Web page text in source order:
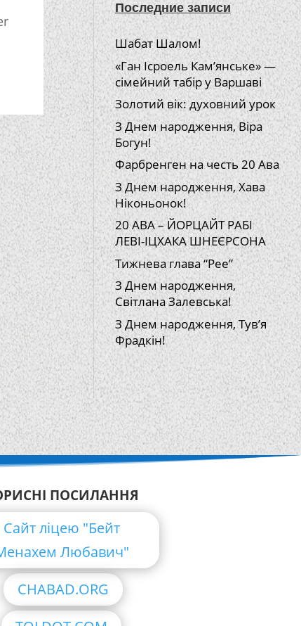
Последние записи
Шабат Шалом!
«Ган Ісроель Кам’янське» —
сімейний табір у Варшаві
Золотий вік: духовний урок
З Днем народження, Віра
Богун!
Фарбренген на честь 20 Ава
З Днем народження, Хава
Ніконьонок!
20 АВА – ЙОРЦАЙТ РАБІ
ЛЕВІ-ІЦХАКА ШНЕЄРСОНА
Тижнева глава “Рее”
З Днем народження,
Світлана Залевська!
З Днем народження, Тув’я
Фрадкін!
ПОСИЛАННЯ
Сайт ліцею "Бейт
Любавич"
CHABAD.ORG